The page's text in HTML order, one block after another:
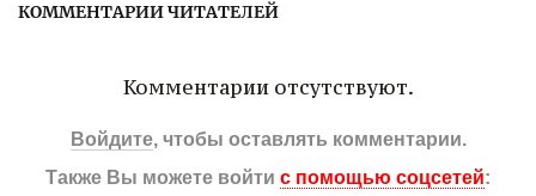
КОММЕНТАРИИ ЧИТАТЕЛЕЙ
Комментарии отсутствуют.
Войдите, чтобы оставлять комментарии.
Также Вы можете войти с помощью соцсетей: